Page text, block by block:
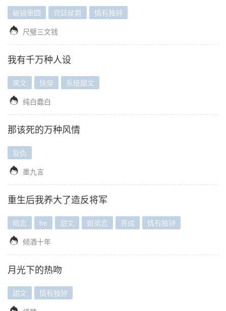
破镜重圆 宫廷侯爵 情有独钟
 尺璧三文钱
我有千万种人设
爽文 快穿 系统甜文
 纯白蠢白
那该死的万种风情
复仇
 墨九言
重生后我养大了造反将军
暗恋 he 甜文 姐弟恋 养成 情有独钟
 倾酒十年
月光下的热吻
甜文 情有独钟